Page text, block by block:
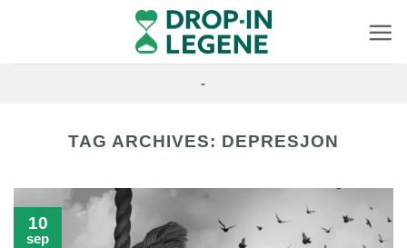
content
-
TAG ARCHIVES: DEPRESJON
10
sep